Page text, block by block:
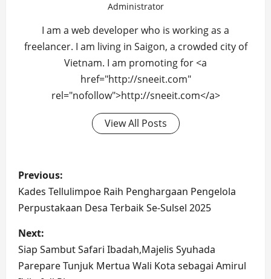
Administrator
I am a web developer who is working as a
freelancer. I am living in Saigon, a crowded city of
Vietnam. I am promoting for <a
href="http://sneeit.com"
rel="nofollow">http://sneeit.com</a>
View All Posts
Post
navigation
Previous:
Kades Tellulimpoe Raih Penghargaan Pengelola
Perpustakaan Desa Terbaik Se-Sulsel 2025
Next:
Siap Sambut Safari Ibadah,Majelis Syuhada
Parepare Tunjuk Mertua Wali Kota sebagai Amirul